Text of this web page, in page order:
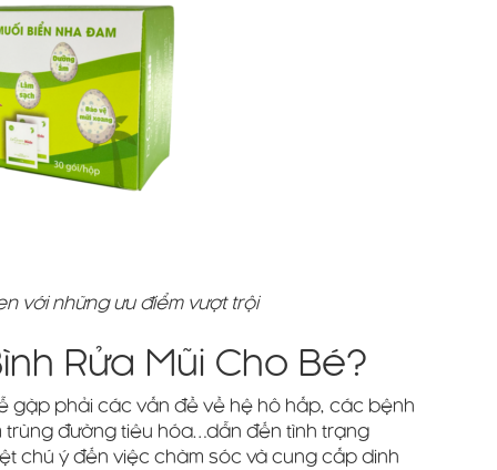
với những ưu điểm vượt trội
Rửa Mũi Cho Bé?
gặp phải các vấn đề về hệ hô hấp, các bệnh
trùng đường tiêu hóa…dẫn đến tình trạng
chú ý đến việc chăm sóc và cung cấp dinh